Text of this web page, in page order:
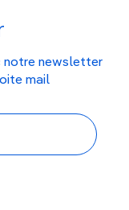
notre newsletter
mail